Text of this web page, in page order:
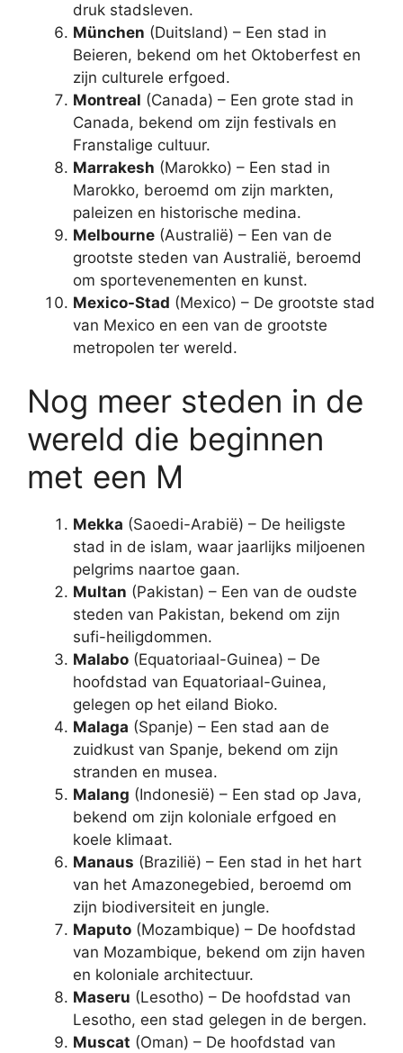
druk stadsleven.
München (Duitsland) – Een stad in
Beieren, bekend om het Oktoberfest en
zijn culturele erfgoed.
Montreal (Canada) – Een grote stad in
Canada, bekend om zijn festivals en
Franstalige cultuur.
Marrakesh (Marokko) – Een stad in
Marokko, beroemd om zijn markten,
paleizen en historische medina.
Melbourne (Australië) – Een van de
grootste steden van Australië, beroemd
om sportevenementen en kunst.
Mexico-Stad (Mexico) – De grootste stad
van Mexico en een van de grootste
metropolen ter wereld.
Nog meer steden in de
wereld die beginnen
met een M
Mekka (Saoedi-Arabië) – De heiligste
stad in de islam, waar jaarlijks miljoenen
pelgrims naartoe gaan.
Multan (Pakistan) – Een van de oudste
steden van Pakistan, bekend om zijn
sufi-heiligdommen.
Malabo (Equatoriaal-Guinea) – De
hoofdstad van Equatoriaal-Guinea,
gelegen op het eiland Bioko.
Malaga (Spanje) – Een stad aan de
zuidkust van Spanje, bekend om zijn
stranden en musea.
Malang (Indonesië) – Een stad op Java,
bekend om zijn koloniale erfgoed en
koele klimaat.
Manaus (Brazilië) – Een stad in het hart
van het Amazonegebied, beroemd om
zijn biodiversiteit en jungle.
Maputo (Mozambique) – De hoofdstad
van Mozambique, bekend om zijn haven
en koloniale architectuur.
Maseru (Lesotho) – De hoofdstad van
Lesotho, een stad gelegen in de bergen.
Muscat (Oman) – De hoofdstad van